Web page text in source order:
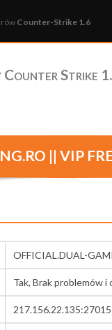
Counter-Strike 1.6
Counter Strike
|| VIP
OFFICIAL.DUAL-
Tak, Brak problemów i
217.156.22.135:27015